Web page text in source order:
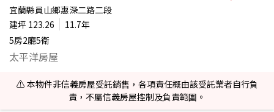
宜蘭縣員山鄉惠深二路二段
建坪 123.26
11.7年
5房2廳5衛
太平洋房屋
⚠️ 本物件非信義房屋受託銷售，各項責任概由該受託業者自行負
責，不屬信義房屋控制及負責範圍。